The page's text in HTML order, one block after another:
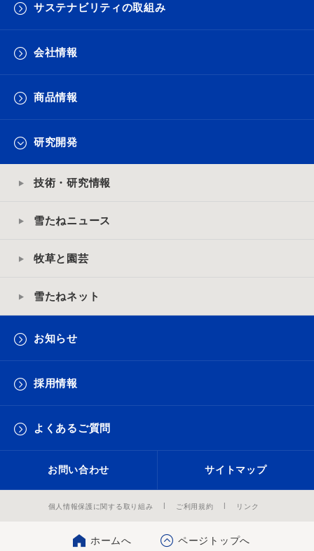
サステナビリティの取組み
会社情報
商品情報
研究開発
技術・研究情報
雪たねニュース
牧草と園芸
雪たねネット
お知らせ
採用情報
よくあるご質問
お問い合わせ サイトマップ
ホームへ ページトップへ
個人情報保護に関する取り組み ご利用規約 リンク